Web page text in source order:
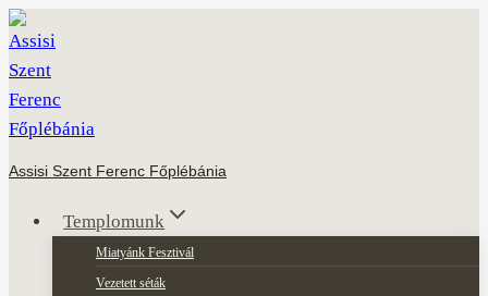
Skip
to
content
Assisi Szent Ferenc Főplébánia
Templomunk
Miatyánk Fesztivál
Vezetett séták